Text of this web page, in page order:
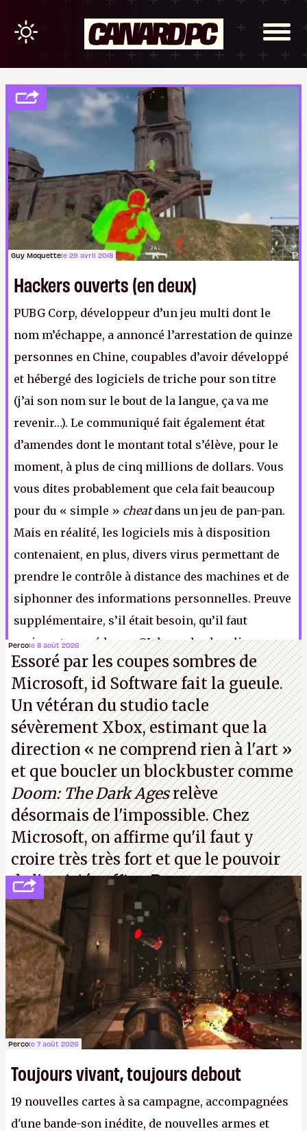
Guy Moquettele 29 avril 2018
Hackers ouverts (en deux)
PUBG Corp, développeur d’un jeu multi dont le
nom m’échappe, a annoncé l’arrestation de quinze
personnes en Chine, coupables d’avoir développé
et hébergé des logiciels de triche pour son titre
(j’ai son nom sur le bout de la langue, ça va me
revenir…). Le communiqué fait également état
d’amendes dont le montant total s’élève, pour le
moment, à plus de cinq millions de dollars. Vous
vous dites probablement que cela fait beaucoup
pour du « simple » cheatdans un jeu de pan-pan.
Mais en réalité, les logiciels mis à disposition
contenaient, en plus, divers virus permettant de
prendre le contrôle à distance des machines et de
siphonner des informations personnelles. Preuve
supplémentaire, s’il était besoin, qu’il faut
vraiment posséder un QI de poule alcoolique pour
avoir recours à ce genre de logiciel.G.M.
Percole 8 août 2026
Essoré par les coupes sombres de
Microsoft, id Software fait la gueule.
Un vétéran du studiotacle
sévèrement Xbox, estimant que la
direction« ne comprend rien à l'art »
et que boucler un blockbuster comme
Doom: The Dark Agesrelève
désormais de l'impossible. Chez
Microsoft, on affirme qu'il faut y
croire très très fort et que le pouvoir
de l'amitié suffira.P.
Percole 7 août 2026
Toujours vivant, toujours debout
19 nouvelles cartes à sa campagne, accompagnées
d'une bande-son inédite, de nouvelles armes et